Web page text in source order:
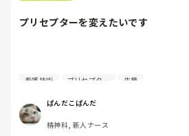
プリセプターを変えたいです
質問失礼します。
4月に入職してまだ少ししか経ってい
プターを変えたいと考えています。た
もあるため、なかなか相談することが
看護技術 プリセプター 先輩
ぱんだこぱんだ
精神科, 新人ナース